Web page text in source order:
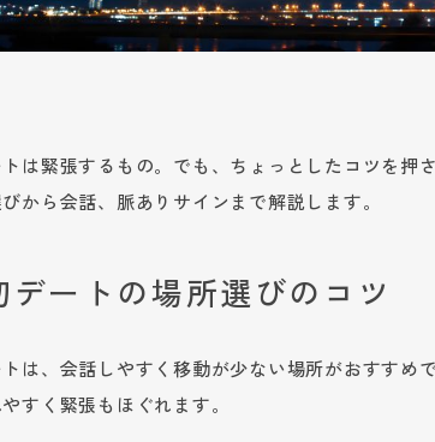
は緊張するもの。でも、ちょっとしたコツを押
から会話、脈ありサインまで解説します。
デートの場所選びのコツ
は、会話しやすく移動が少ない場所がおすすめ
すく緊張もほぐれます。